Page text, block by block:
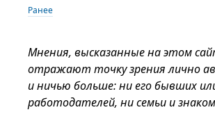
Ранее
Мнения, высказанные на этом
отражают точку зрения лично
и ничью больше: ни его бывших
работодателей, ни семьи и